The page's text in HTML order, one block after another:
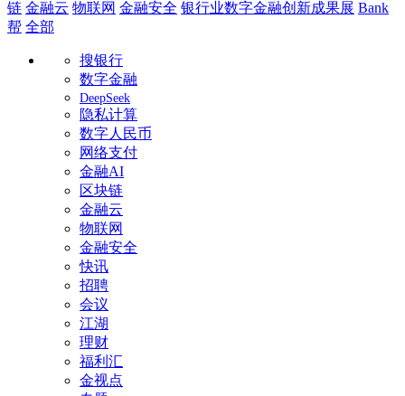
链 金融云 物联网 金融安全 银行业数字金融创新成果展 Bank
帮 全部
搜银行
数字金融
DeepSeek
隐私计算
数字人民币
网络支付
金融AI
区块链
金融云
物联网
金融安全
快讯
招聘
会议
江湖
理财
福利汇
金视点